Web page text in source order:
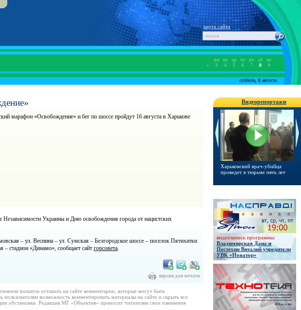
карта сайта
<
пн
3
вт
4
ср
5
чт
6
пт
7
сб
8
вс
9
суббота, 8 августа
марафон «Освобождение» и бег по шоссе пройдут 16 августа в Харькове
Украины и Дню освобождения города от нацистских
– ул. Веснина – ул. Сумская – Белгородское шоссе – поселок Пятихатки
– стадион «Динамо», сообщает сайт горсовета.
версия для печати
попыток оставить на сайте комментарии, которые могут быть
возможность комментировать материалы на сайте и скрыть все
обстановки. Редакция МГ «Объектив» приносит читателям свои извинения
Видеорепортажи
Харьковский врач-убийца
проведет в тюрьме пять лет
Выпускникам
пройти пробное
видеозапись программы:
Владимирская Дана и
Пестехин Виталий учредители
УВК «Новатор»